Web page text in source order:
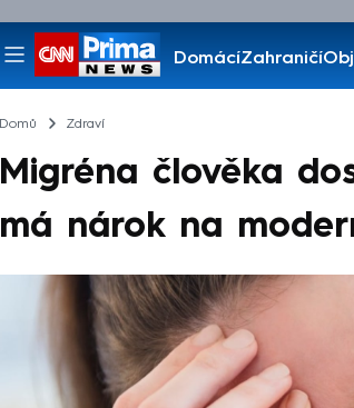
DomácíZahraničí
Pořady
Domů Zdraví
Migréna člověka
má nárok na